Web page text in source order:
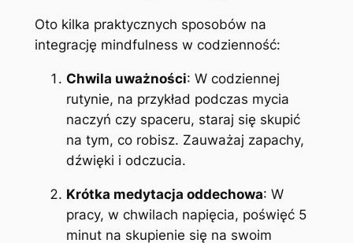
Oto kilka praktycznych sposobów na
integrację mindfulness w codzienność:
Chwila uważności: W codziennej
rutynie, na przykład podczas mycia
naczyń czy spaceru, staraj się skupić
na tym, co robisz. Zauważaj zapachy,
dźwięki i odczucia.
Krótka medytacja oddechowa: W
pracy, w chwilach napięcia, poświęć 5
minut na skupienie się na swoim